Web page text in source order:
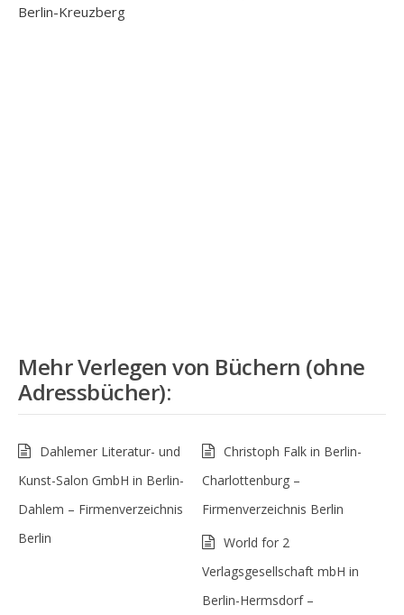
Berlin-Kreuzberg
MehrVerlegen von Büchern (ohne
Adressbücher):
Dahlemer Literatur- und
Kunst-Salon GmbH in Berlin-
Dahlem – Firmenverzeichnis
Berlin
Christoph Falk in Berlin-
Charlottenburg –
Firmenverzeichnis Berlin
World for 2
Verlagsgesellschaft mbH in
Berlin-Hermsdorf –